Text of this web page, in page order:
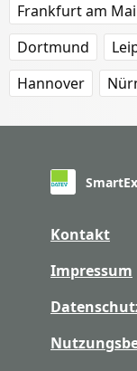
Frankfurt am
Dortmund
Hannover
Kontakt
Impressum